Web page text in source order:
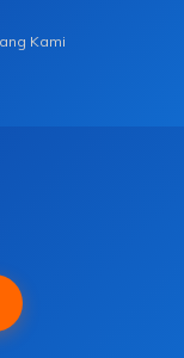
Kami